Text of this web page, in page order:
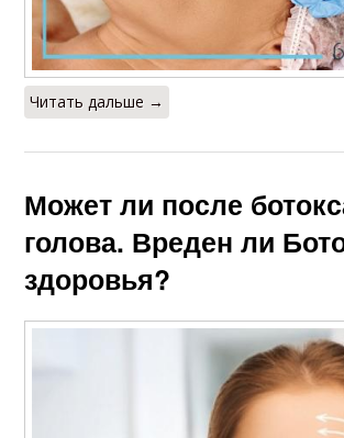
Читать дальше →
Может ли после
голова. Вреден ли
здоровья?